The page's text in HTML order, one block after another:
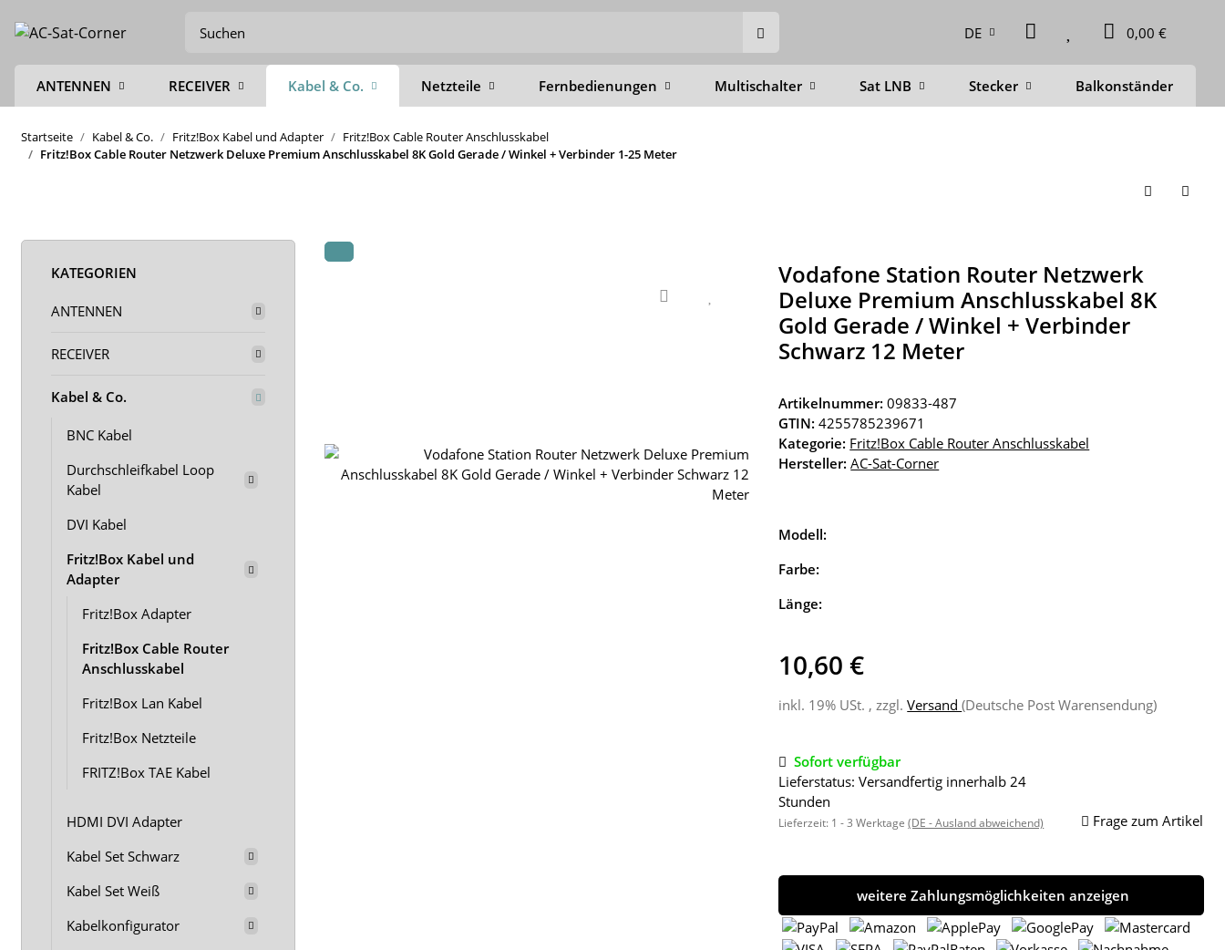
DE 0,00 €
ANTENNEN RECEIVER Kabel & Co. Netzteile Fernbedienungen Multischalter Sat LNB Stecker Balkonständer
Startseite Kabel & Co. Fritz!Box Kabel und Adapter
Fritz!Box Cable Router Anschlusskabel
Fritz!Box Cable Router Netzwerk Deluxe Premium Anschlusskabel 8K Gold Gerade / Winkel + Verbinder 1-25 Meter
Vodafone Station Router Netzwerk
Deluxe Premium Anschlusskabel 8K
Gold Gerade / Winkel + Verbinder
Schwarz 12 Meter
Artikelnummer:09833-487
GTIN: 4255785239671
Kategorie: Fritz!Box Cable Router Anschlusskabel
Hersteller: AC-Sat-Corner
Modell:
Farbe:
Länge:
10,60 €
inkl. 19% USt. , zzgl.Versand(Deutsche Post Warensendung)
Sofort verfügbar
Lieferstatus: Versandfertig innerhalb 24
Stunden
Lieferzeit: 1 - 3 Werktage(DE - Ausland abweichend) Frage zum Artikel
weitere Zahlungsmöglichkeiten anzeigen
KATEGORIEN
ANTENNEN
RECEIVER
Kabel & Co.
BNC Kabel
Durchschleifkabel Loop
Kabel
DVI Kabel
Fritz!Box Kabel und
Adapter
Fritz!Box Adapter
Fritz!Box Cable Router
Anschlusskabel
Fritz!Box Lan Kabel
Fritz!Box Netzteile
FRITZ!Box TAE Kabel
HDMI DVI Adapter
Kabel Set Schwarz
Kabel Set Weiß
Kabelkonfigurator